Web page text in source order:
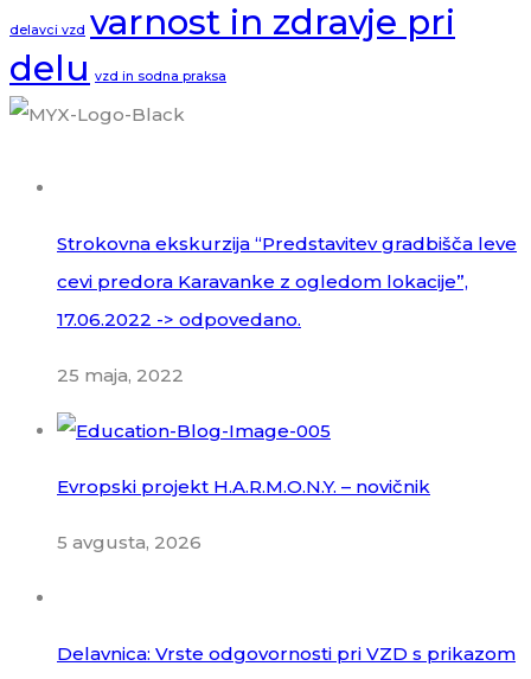
delavci vzd varnost in zdravje pri
delu vzd in sodna praksa
Strokovna ekskurzija “Predstavitev gradbišča leve
cevi predora Karavanke z ogledom lokacije”,
17.06.2022 -> odpovedano.
25 maja, 2022
Evropski projekt H.A.R.M.O.N.Y. – novičnik
5 avgusta, 2026
Delavnica: Vrste odgovornosti pri VZD s prikazom